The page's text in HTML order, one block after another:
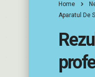
Home
Aparatul De